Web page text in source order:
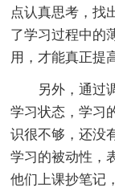
点认真思考，找
了学习过程中的
用，才能真正提
另外，通过调
学习状态，学习
识很不够，还没
学习的被动性，
他们上课抄笔记